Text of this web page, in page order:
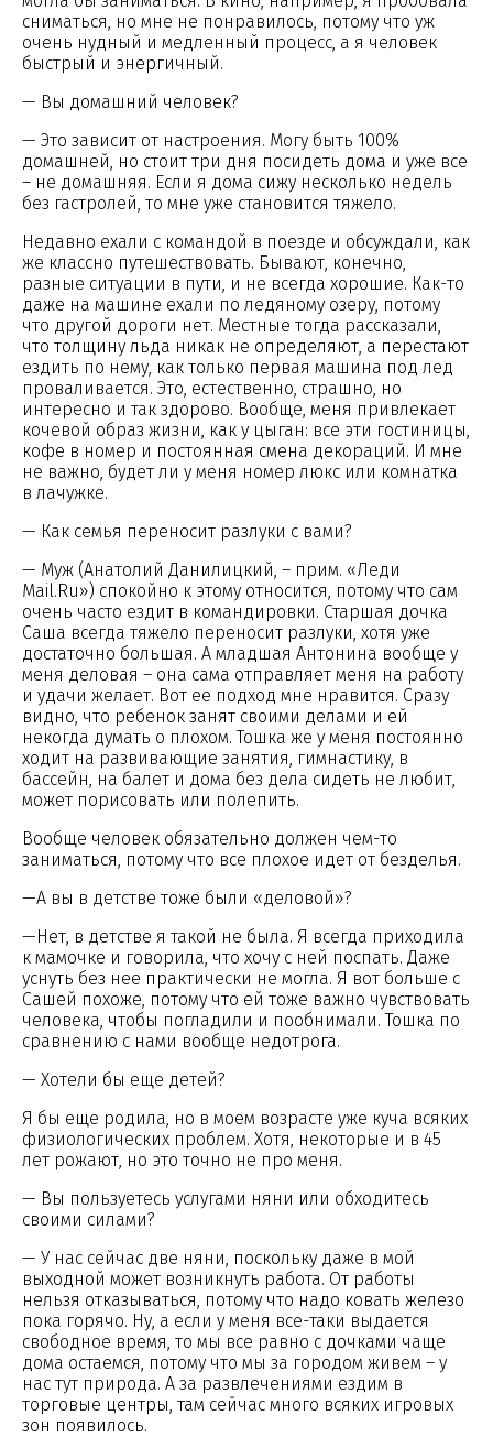
сниматься, но мне не понравилось, потому что уж
очень нудный и медленный процесс, а я человек
быстрый и энергичный.
— Вы домашний человек?
— Это зависит от настроения. Могу быть 100%
домашней, но стоит три дня посидеть дома и уже все
– не домашняя. Если я дома сижу несколько недель
без гастролей, то мне уже становится тяжело.
Недавно ехали с командой в поезде и обсуждали, как
же классно путешествовать. Бывают, конечно,
разные ситуации в пути, и не всегда хорошие. Как-то
даже на машине ехали по ледяному озеру, потому
что другой дороги нет. Местные тогда рассказали,
что толщину льда никак не определяют, а перестают
ездить по нему, как только первая машина под лед
проваливается. Это, естественно, страшно, но
интересно и так здорово. Вообще, меня привлекает
кочевой образ жизни, как у цыган: все эти гостиницы,
кофе в номер и постоянная смена декораций. И мне
не важно, будет ли у меня номер люкс или комнатка
в лачужке.
— Как семья переносит разлуки с вами?
— Муж (Анатолий Данилицкий, – прим. «Леди
Mail.Ru») спокойно к этому относится, потому что сам
очень часто ездит в командировки. Старшая дочка
Саша всегда тяжело переносит разлуки, хотя уже
достаточно большая. А младшая Антонина вообще у
меня деловая – она сама отправляет меня на работу
и удачи желает. Вот ее подход мне нравится. Сразу
видно, что ребенок занят своими делами и ей
некогда думать о плохом. Тошка же у меня постоянно
ходит на развивающие занятия, гимнастику, в
бассейн, на балет и дома без дела сидеть не любит,
может порисовать или полепить.
Вообще человек обязательно должен чем-то
заниматься, потому что все плохое идет от безделья.
—А вы в детстве тоже были «деловой»?
—Нет, в детстве я такой не была. Я всегда приходила
к мамочке и говорила, что хочу с ней поспать. Даже
уснуть без нее практически не могла. Я вот больше с
Сашей похоже, потому что ей тоже важно чувствовать
человека, чтобы погладили и пообнимали. Тошка по
сравнению с нами вообще недотрога.
— Хотели бы еще детей?
Я бы еще родила, но в моем возрасте уже куча всяких
физиологических проблем. Хотя, некоторые и в 45
лет рожают, но это точно не про меня.
— Вы пользуетесь услугами няни или обходитесь
своими силами?
— У нас сейчас две няни, поскольку даже в мой
выходной может возникнуть работа. От работы
нельзя отказываться, потому что надо ковать железо
пока горячо. Ну, а если у меня все-таки выдается
свободное время, то мы все равно с дочками чаще
дома остаемся, потому что мы за городом живем – у
нас тут природа. А за развлечениями ездим в
торговые центры, там сейчас много всяких игровых
зон появилось.